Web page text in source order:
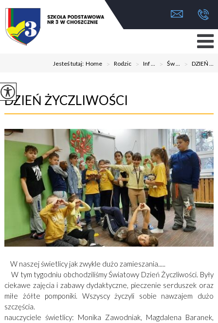
Jesteś tutaj:Home > Rodzic > Inf ... > Św ... > DZIEŃ ...
DZIEŃ ŻYCZLIWOŚCI
W naszej świetlicy jak zwykle dużo zamieszania.....
W tym tygodniu obchodziliśmy Światowy Dzień Życzliwości. Były
ciekawe zajęcia i zabawy dydaktyczne, pieczenie serduszek oraz
miłe żółte pomponiki. Wszyscy życzyli sobie nawzajem dużo
szczęścia.
nauczyciele świetlicy: Monika Zawodniak, Magdalena Baranek,